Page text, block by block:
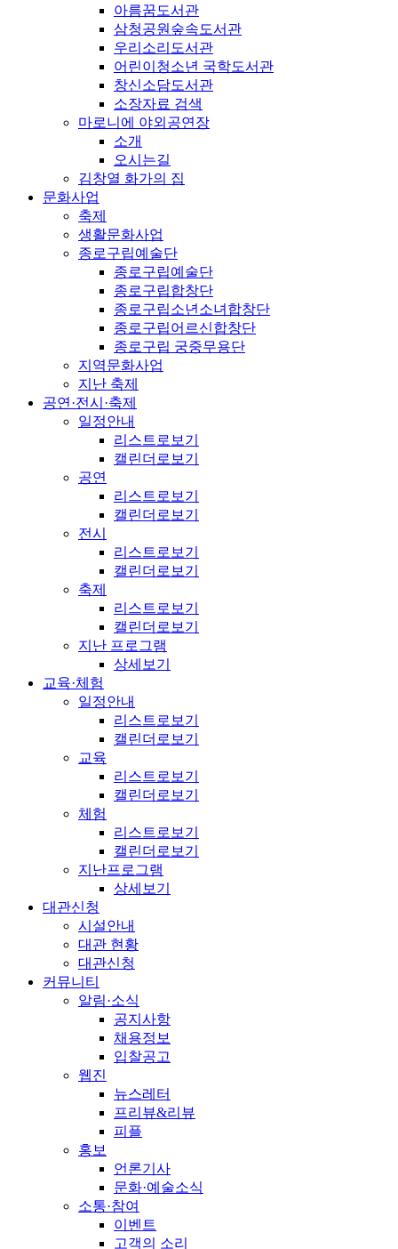
아름꿈도서관
삼청공원숲속도서관
우리소리도서관
어린이청소년 국학도서관
창신소담도서관
소장자료 검색
마로니에 야외공연장
소개
오시는길
김창열 화가의 집
문화사업
축제
생활문화사업
종로구립예술단
종로구립예술단
종로구립합창단
종로구립소년소녀합창단
종로구립어르신합창단
종로구립 궁중무용단
지역문화사업
지난 축제
공연·전시·축제
일정안내
리스트로보기
캘린더로보기
공연
리스트로보기
캘린더로보기
전시
리스트로보기
캘린더로보기
축제
리스트로보기
캘린더로보기
지난 프로그램
상세보기
교육·체험
일정안내
리스트로보기
캘린더로보기
교육
리스트로보기
캘린더로보기
체험
리스트로보기
캘린더로보기
지난프로그램
상세보기
대관신청
시설안내
대관 현황
대관신청
커뮤니티
알림·소식
공지사항
채용정보
입찰공고
웹진
뉴스레터
프리뷰&리뷰
피플
홍보
언론기사
문화·예술소식
소통·참여
이벤트
고객의 소리